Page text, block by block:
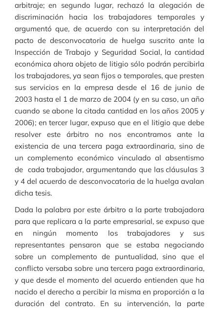
arbitraje; en segundo lugar, rechazó la alegación de
discriminación hacia los trabajadores temporales y
argumentó que, de acuerdo con su interpretación del
pacto de desconvocatoria de huelga suscrito ante la
Inspección de Trabajo y Seguridad Social, la cantidad
económica ahora objeto de litigio sólo podrán percibirla
los trabajadores, ya sean fijos o temporales, que presten
sus servicios en la empresa desde el 16 de junio de
2003 hasta el 1 de marzo de 2004 (y en su caso, un año
cuando se abone la citada cantidad en los años 2005 y
2006); en tercer lugar, expuso que en el litigio que debe
resolver este árbitro no nos encontramos ante la
existencia de una tercera paga extraordinaria, sino de
un complemento económico vinculado al absentismo
de cada trabajador, argumentando que las cláusulas 3
y 4 del acuerdo de desconvocatoria de la huelga avalan
dicha tesis.
Dada la palabra por este árbitro a la parte trabajadora
para que replicara a la parte empresarial, se expuso que
en ningún momento los trabajadores y sus
representantes pensaron que se estaba negociando
sobre un complemento de puntualidad, sino que el
conflicto versaba sobre una tercera paga extraordinaria,
y que desde el momento del acuerdo entienden que ha
nacido el derecho a percibir la misma en proporción a la
duración del contrato. En su intervención, la parte